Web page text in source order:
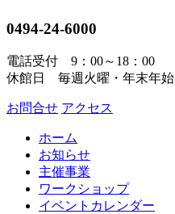
0494-24-6000
電話受付 9：00～18：00
休館日 毎週火曜・年末年始
お問合せ アクセス
ホーム
お知らせ
主催事業
ワークショップ
イベントカレンダー